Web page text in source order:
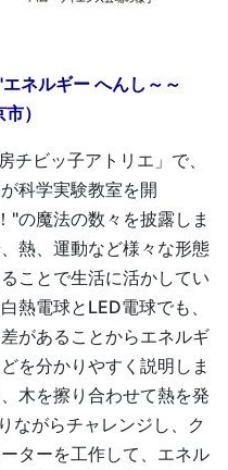
ネルギー へんし～～
）
ビッ子アトリエ」で、
科学実験教室を開
"の魔法の数々を披露しま
熱、運動など様々な形態
ことで生活に活かしてい
熱電球とLED電球でも、
があることからエネルギ
を分かりやすく説明しま
木を擦り合わせて熱を発
ながらチャレンジし、ク
ターを工作して、エネル